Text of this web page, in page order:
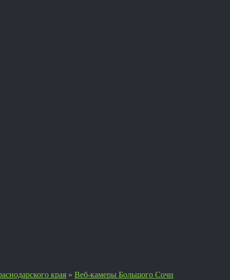
края » Веб-камеры Большого Сочи